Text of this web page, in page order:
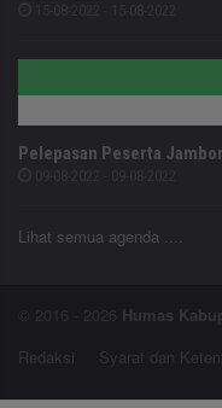
Pelepasan Peserta
Lihat semua agenda ....
© 2016 - 2026 Humas
Redaksi
Syarat dan